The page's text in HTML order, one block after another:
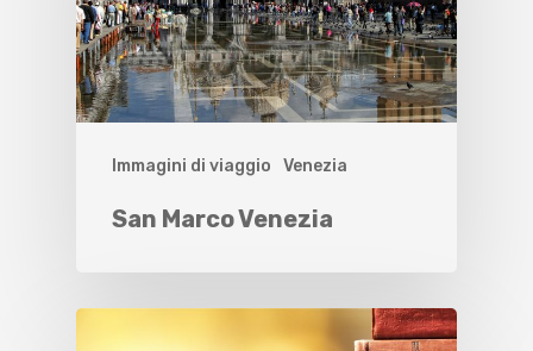
Immagini di viaggio Venezia
San Marco Venezia